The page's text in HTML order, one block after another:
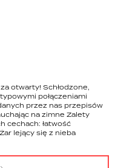
otwarty! Schłodzone,
połączeniami
przez nas przepisów
na zimne Zalety
cechach: łatwość
lejący się z nieba